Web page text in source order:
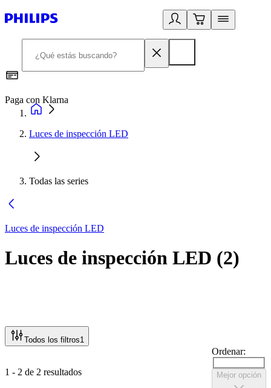
Paga con Klarna
Luces de inspección LED
Todas las series
Luces de inspección LED
Luces de inspección LED (2)
Todos los filtros1
1 - 2 de 2 resultados
Ordenar:
Mejor opción